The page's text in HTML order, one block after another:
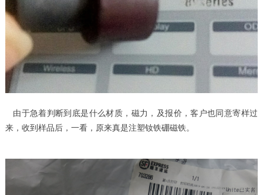
由于急着判断到底是什么材质，磁力，及报价，客户也同意寄样过
来，收到样品后，一看，原来真是注塑钕铁硼磁铁。